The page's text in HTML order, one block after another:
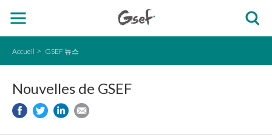
Accueil GSEF 뉴스
Nouvelles de GSEF